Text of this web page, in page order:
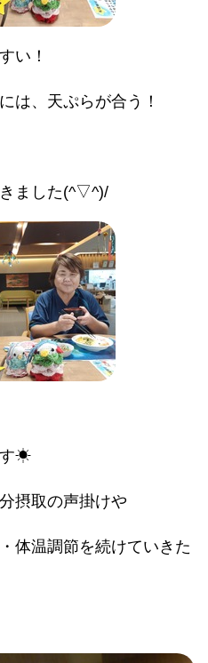
い！
は、天ぷらが合う！
ました(^▽^)/
す☀
摂取の声掛けや
体温調節を続けていきた